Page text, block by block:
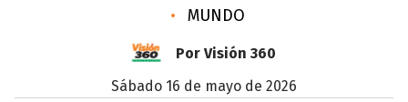
• MUNDO
Por Visión 360
sábado 16 de mayo de 2026